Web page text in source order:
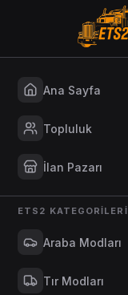
Ana Sayfa
Topluluk
İlan Pazarı
ETS2 KATEGORILERI
Araba Modları
Tır Modları